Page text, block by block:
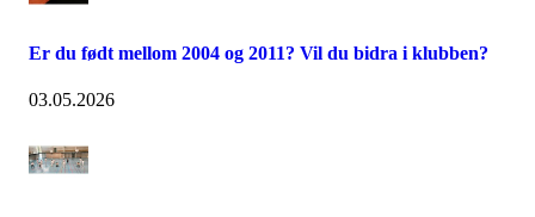
Er du født mellom 2004 og 2011? Vil du bidra i klubben?
03.05.2026